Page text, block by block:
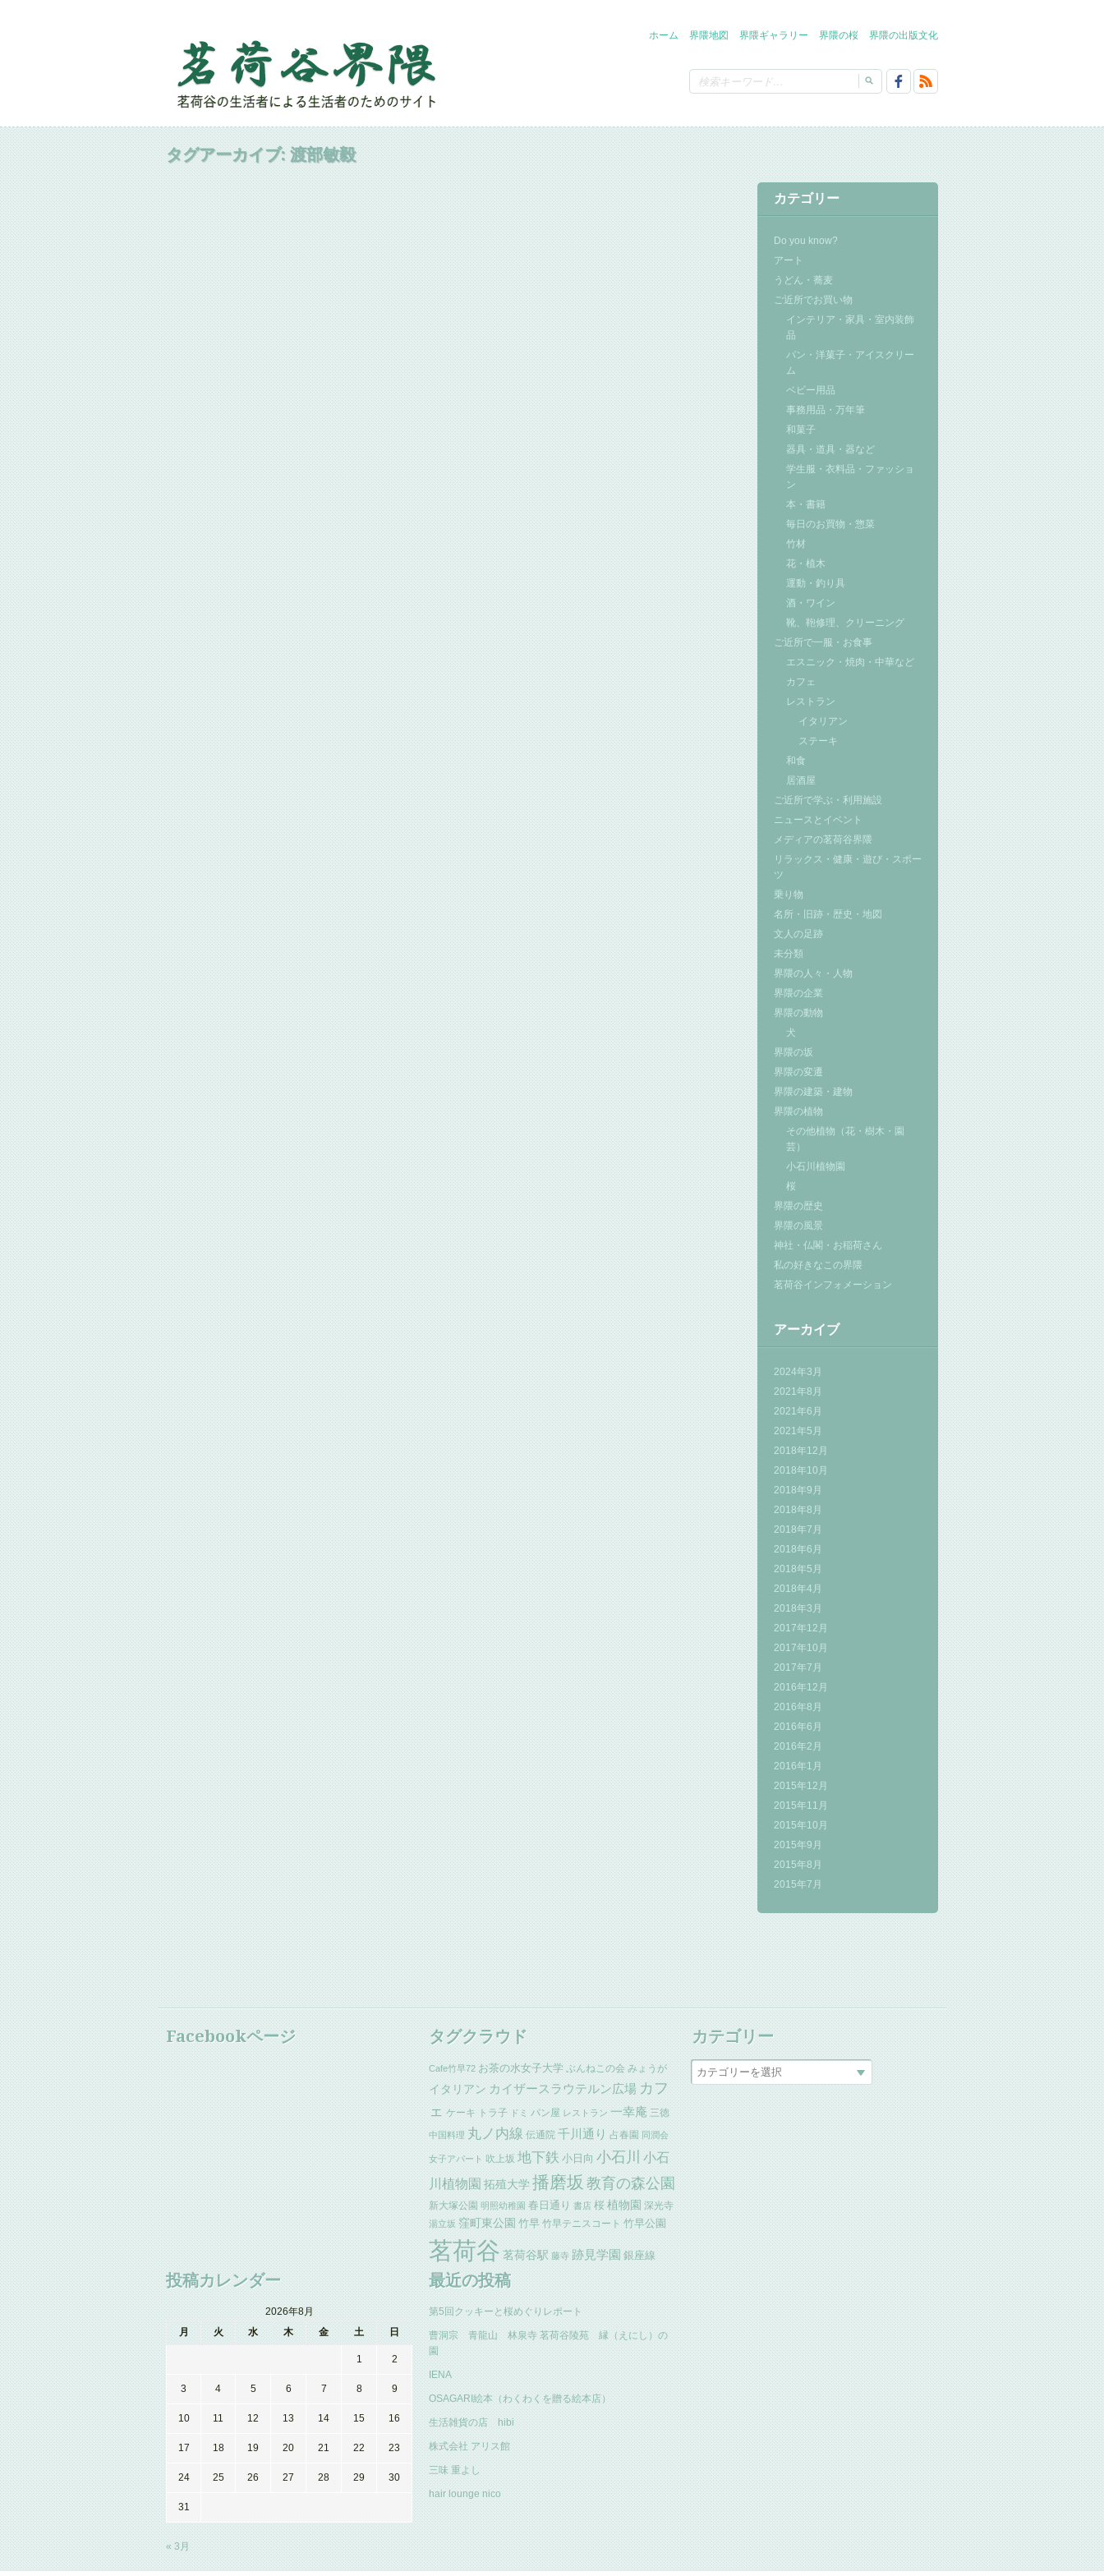
ホーム 界隈地図 界隈ギャラリー 界隈の桜 界隈の出版文化
タグアーカイブ: 渡部敏毅
カテゴリー
Do you know?
アート
うどん・蕎麦
ご近所でお買い物
インテリア・家具・室内装飾
品
パン・洋菓子・アイスクリー
ム
ベビー用品
事務用品・万年筆
和菓子
器具・道具・器など
学生服・衣料品・ファッショ
ン
本・書籍
毎日のお買物・惣菜
竹材
花・植木
運動・釣り具
酒・ワイン
靴、鞄修理、クリーニング
ご近所で一服・お食事
エスニック・焼肉・中華など
カフェ
レストラン
イタリアン
ステーキ
和食
居酒屋
ご近所で学ぶ・利用施設
ニュースとイベント
メディアの茗荷谷界隈
リラックス・健康・遊び・スポー
ツ
乗り物
名所・旧跡・歴史・地図
文人の足跡
未分類
界隈の人々・人物
界隈の企業
界隈の動物
犬
界隈の坂
界隈の変遷
界隈の建築・建物
界隈の植物
その他植物（花・樹木・園
芸）
小石川植物園
桜
界隈の歴史
界隈の風景
神社・仏閣・お稲荷さん
私の好きなこの界隈
茗荷谷インフォメーション
アーカイブ
2024年3月
2021年8月
2021年6月
2021年5月
2018年12月
2018年10月
2018年9月
2018年8月
2018年7月
2018年6月
2018年5月
2018年4月
2018年3月
2017年12月
2017年10月
2017年7月
2016年12月
2016年8月
2016年6月
2016年2月
2016年1月
2015年12月
2015年11月
2015年10月
2015年9月
2015年8月
2015年7月
Facebookページ タグクラウド
Cafe竹早72 お茶の水女子大学 ぶんねこの会 みょうが
イタリアン カイザースラウテルン広場 カフ
ェ ケーキ トラ子 ドミ パン屋 レストラン 一幸庵 三徳
中国料理 丸ノ内線 伝通院 千川通り 占春園 同潤会
女子アパート 吹上坂 地下鉄 小日向 小石川
小石
川植物園 拓殖大学 播磨坂 教育の森公園
新大塚公園 明照幼稚園 春日通り 書店 桜 植物園 深光寺
湯立坂 窪町東公園 竹早 竹早テニスコート 竹早公園
茗荷谷 茗荷谷駅 藤寺 跡見学園 銀座線
カテゴリー
投稿カレンダー
2026年8月
月
火 水 木 金 土 日
1 2
3 4 5 6 7 8 9
10 11 12 13 14 15 16
17 18 19 20 21 22 23
24 25 26 27 28 29 30
31
« 3月
最近の投稿
第5回クッキーと桜めぐりレポート
曹洞宗 青龍山 林泉寺 茗荷谷陵苑 縁（えにし）の
園
IENA
OSAGARI絵本（わくわくを贈る絵本店）
生活雑貨の店 hibi
株式会社 アリス館
三味 重よし
hair lounge nico